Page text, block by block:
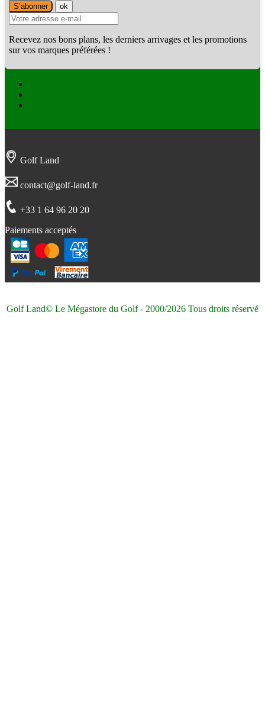
Recevez nos bons plans, les derniers arrivages et les promotions
sur vos marques préférées !
Golf Land
contact@golf-land.fr
+33 1 64 96 20 20
Paiements acceptés
Golf Land© Le Mégastore du Golf - 2000/2026 Tous droits réservé